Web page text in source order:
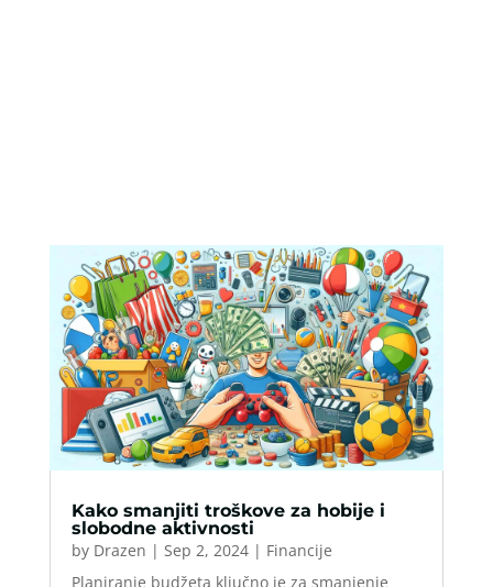
Kako smanjiti troškove za hobije i
slobodne aktivnosti
by Drazen | Sep 2, 2024| Financije
Planiranje budžeta ključno je za smanjenje